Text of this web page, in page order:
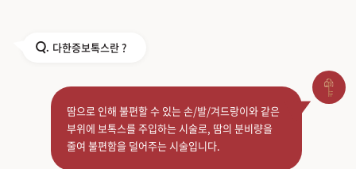
Q. 다한증보톡스란 ?
땀으로 인해 불편할 수 있는 손/발/겨드랑이와 같은
부위에 보톡스를 주입하는 시술로, 땀의 분비량을
줄여 불편함을 덜어주는 시술입니다.